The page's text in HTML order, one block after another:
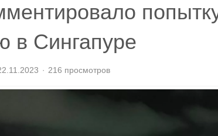
в Сингапуре
216 просмотров